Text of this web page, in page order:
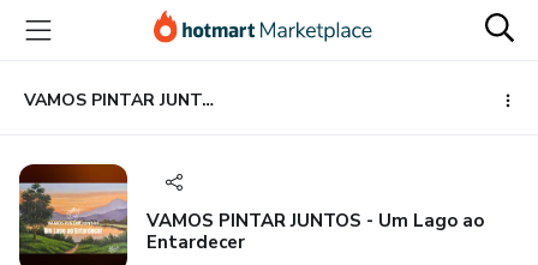
para
conteúdo
principal
para
pagamento
para
rodapé
VAMOS PINTAR JUNTOS - Um Lago ao Entardecer
VAMOS PINTAR JUNTOS - Um Lago ao
Entardecer